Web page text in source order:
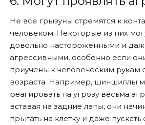
Не все грызуны стремятся к
человеком. Некоторые из них
довольно настороженными и
агрессивными, особенно если
приучены к человеческим рукам
возраста. Например, шиншиллы
реагировать на угрозу весьма
вставая на задние лапы, они
прыгать на клетку и даже